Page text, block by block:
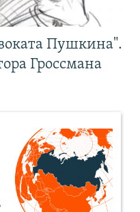
Пушкина".
Гроссмана